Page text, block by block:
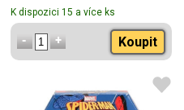
K dispozici 15 a více ks
Koupit